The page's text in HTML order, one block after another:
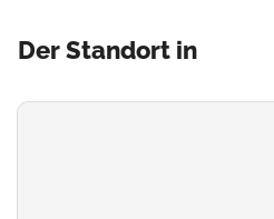
Der Standort in